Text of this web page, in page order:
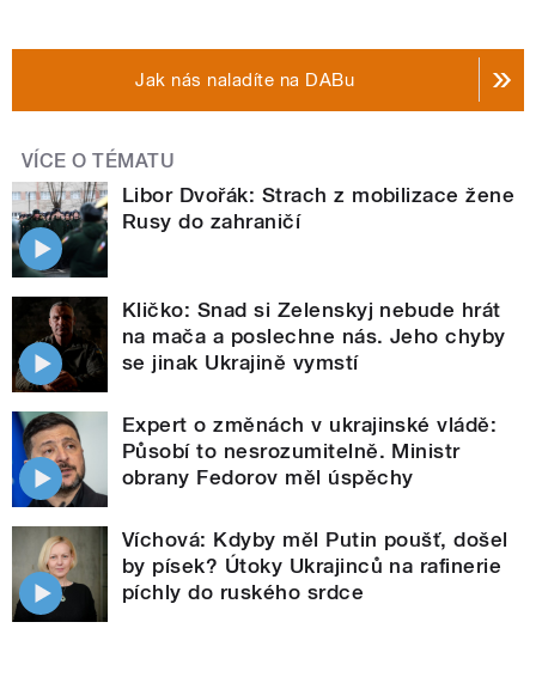
Jak nás naladíte na DABu
VÍCE O TÉMATU
Libor Dvořák: Strach z mobilizace žene
Rusy do zahraničí
Kličko: Snad si Zelenskyj nebude hrát
na mača a poslechne nás. Jeho chyby
se jinak Ukrajině vymstí
Expert o změnách v ukrajinské vládě:
Působí to nesrozumitelně. Ministr
obrany Fedorov měl úspěchy
Víchová: Kdyby měl Putin poušť, došel
by písek? Útoky Ukrajinců na rafinerie
píchly do ruského srdce